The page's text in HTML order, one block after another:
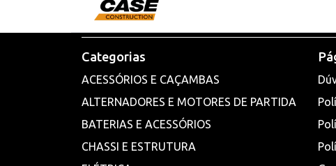
Categorias
ACESSÓRIOS E CAÇAMBAS
ALTERNADORES E MOTORES DE PARTIDA
BATERIAS E ACESSÓRIOS
CHASSI E ESTRUTURA